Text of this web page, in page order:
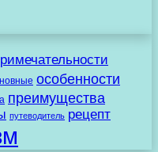
особенности
преимущества
путеводитель рецепт